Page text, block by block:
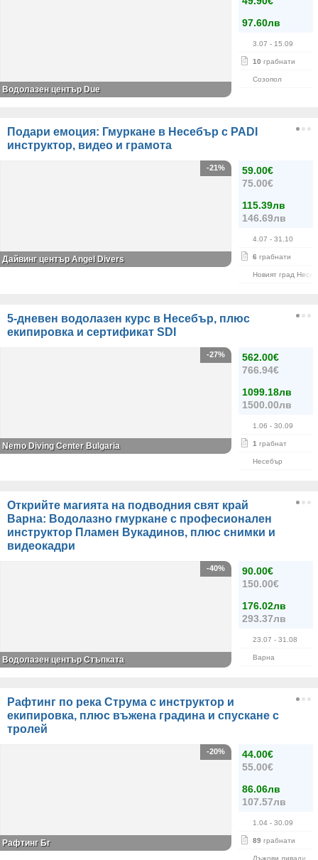
97.60лв
3.07 - 15.09
10 грабнати
Созопол
Водолазен център Due
Подари емоция: Гмуркане в Несебър с PADI
инструктор, видео и грамота
59.00€
75.00€
115.39лв
146.69лв
4.07 - 31.10
6 грабнати
Новият град
-21%
Дайвинг център Angel Divers
5-дневен водолазен курс в Несебър, плюс
екипировка и сертификат SDI
562.00€
766.94€
1099.18лв
1500.00лв
1.06 - 30.09
1 грабнат
Несебър
-27%
Nemo Diving Center Bulgaria
Открийте магията на подводния свят край
Варна: Водолазно гмуркане с професионален
инструктор Пламен Вукадинов, плюс снимки и
видеокадри
90.00€
150.00€
176.02лв
293.37лв
23.07 - 31.08
Варна
-40%
Водолазен център Стъпката
Рафтинг по река Струма с инструктор и
екипировка, плюс въжена градина и спускане с
тролей
44.00€
55.00€
86.06лв
107.57лв
1.04 - 30.09
89 грабнати
Лъжови ливади
-20%
Рафтинг Бг